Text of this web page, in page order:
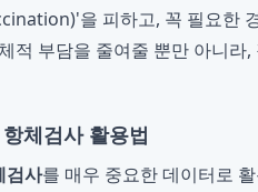
을 피하고, 꼭 필요한
적 부담을 줄여줄 뿐만 아니
체검사 활용법
검사를 매우 중요한 데이터로